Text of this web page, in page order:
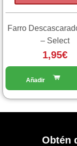
Farro
– Select
1,95€
Obtén